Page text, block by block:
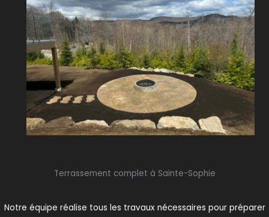
Terrassement complet à Sainte-Sophie
Notre équipe réalise tous les travaux nécessaires pour préparer